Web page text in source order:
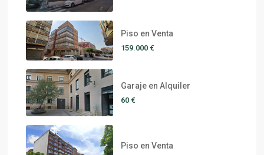
Piso en Venta
159.000 €
Garaje en Alquiler
60 €
Piso en Venta